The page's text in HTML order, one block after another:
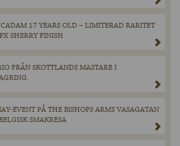
17 YEARS OLD – LIMITERAD RARITET
SHERRY FINISH
FRÅN SKOTTLANDS MÄSTARE I
EVENT PÅ THE BISHOPS ARMS VASAGATAN
SMAKRESA